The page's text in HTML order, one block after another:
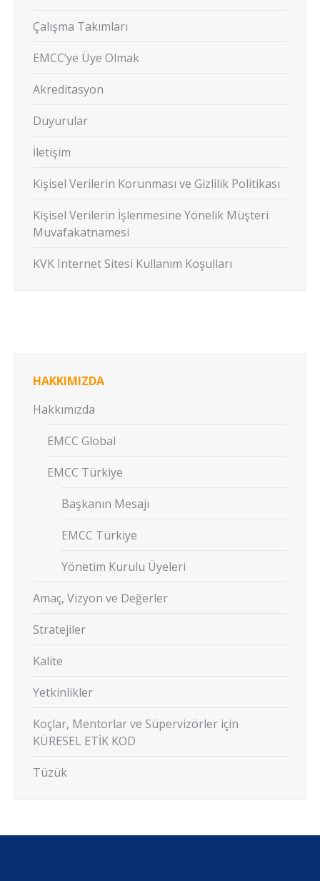
Çalışma Takımları
EMCC’ye Üye Olmak
Akreditasyon
Duyurular
İletişim
Kişisel Verilerin Korunması ve Gizlilik Politikası
Kişisel Verilerin İşlenmesine Yönelik Müşteri
Muvafakatnamesi
KVK Internet Sitesi Kullanım Koşulları
HAKKIMIZDA
Hakkımızda
EMCC Global
EMCC Türkiye
Başkanın Mesajı
EMCC Türkiye
Yönetim Kurulu Üyeleri
Amaç, Vizyon ve Değerler
Stratejiler
Kalite
Yetkinlikler
Koçlar, Mentorlar ve Süpervizörler için
KÜRESEL ETİK KOD
Tüzük